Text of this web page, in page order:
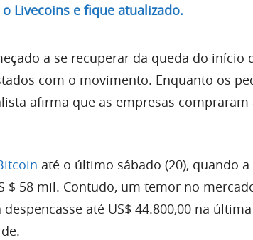
o Livecoins e fique atualizado.
a se recuperar da queda do início
com o movimento. Enquanto os
afirma que as empresas compraram
até o último sábado (20), quando
$ 58 mil. Contudo, um temor no
até US$ 44.800,00 na